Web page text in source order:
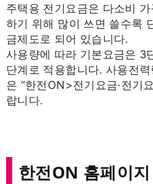
주택용 전기요금은 다소비
하기 위해 많이 쓰면 쓸수록
금제도로 되어 있습니다.
사용량에 따라 기본요금은 3
단계로 적용합니다. 사용전
은 “한전ON>전기요금·전기
랍니다.
한전ON 홈페이